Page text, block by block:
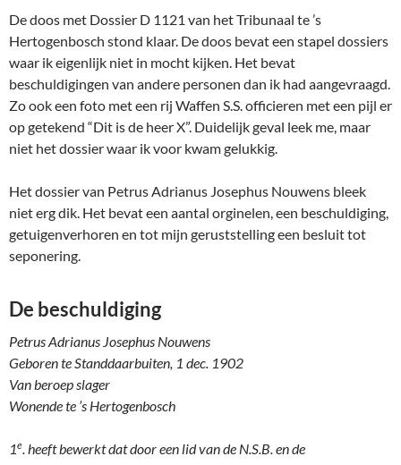
De doos met Dossier D 1121 van het Tribunaal te ’s
Hertogenbosch stond klaar. De doos bevat een stapel dossiers
waar ik eigenlijk niet in mocht kijken. Het bevat
beschuldigingen van andere personen dan ik had aangevraagd.
Zo ook een foto met een rij Waffen S.S. officieren met een pijl er
op getekend “Dit is de heer X”. Duidelijk geval leek me, maar
niet het dossier waar ik voor kwam gelukkig.
Het dossier van Petrus Adrianus Josephus Nouwens bleek
niet erg dik. Het bevat een aantal orginelen, een beschuldiging,
getuigenverhoren en tot mijn geruststelling een besluit tot
seponering.
De beschuldiging
Petrus Adrianus Josephus Nouwens
Geboren te Standdaarbuiten, 1 dec. 1902
Van beroep slager
Wonende te ’s Hertogenbosch
1e. heeft bewerkt dat door een lid van de N.S.B. en de